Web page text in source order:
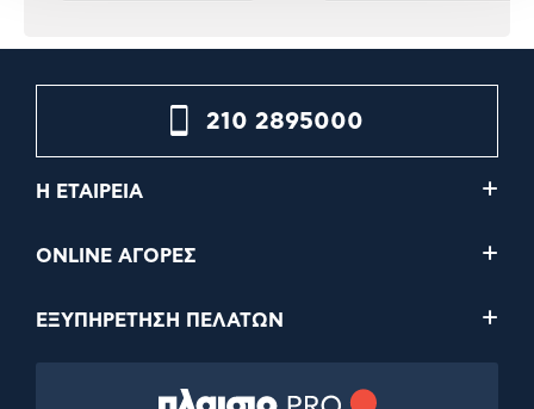
210 2895000
Η ΕΤΑΙΡΕΙΑ
ONLINE ΑΓΟΡΕΣ
ΕΞΥΠΗΡΕΤΗΣΗ ΠΕΛΑΤΩΝ